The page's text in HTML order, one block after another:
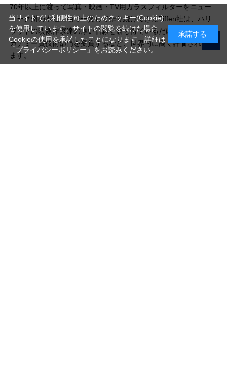
70年以上に渡って写真・映画・TV用ガラスフィルターをニュー
ヨーク州の本社工場で一貫して作り続けてきたTiffen社は、ハリ
ウッドの映像作家達の厚い信頼を勝ち得ているだけでなく、 ア
カデミー賞技術部門を受賞するなど、世界的に高く評価されてい
ます。
当サイトでは利便性向上のためクッキー(Cookie)
を使用しています。サイトの閲覧を続けた場合
Cookieの使用を承諾したことになります。詳細は
「プライバシーポリシー」 をお読みください。
承諾する